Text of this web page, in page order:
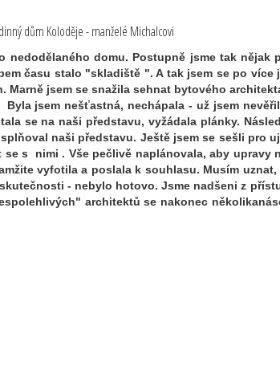
dům Koloděje - manželé Michalcovi
domu. Postupně jsme tak
času stalo "skladiště ". A tak jsem se po více
jsem se snažila sehnat bytového
jsem nešťastná, nechápala - už jsem
se na naši představu, vyžádala plánky.
naši představu. Ještě jsem se sešli pro
s nimi . Vše pečlivě naplánovala, aby upravy
vyfotila a poslala k souhlasu. Musím
- nebylo hotovo. Jsme nadšeni z
architektů se nakonec